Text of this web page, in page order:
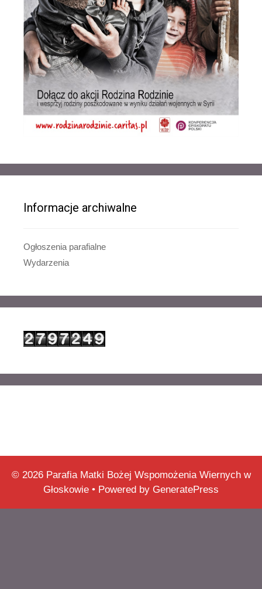
Informacje archiwalne
Ogłoszenia parafialne
Wydarzenia
© 2026 Parafia Matki Bożej Wspomożenia Wiernych w
Głoskowie • Powered by GeneratePress